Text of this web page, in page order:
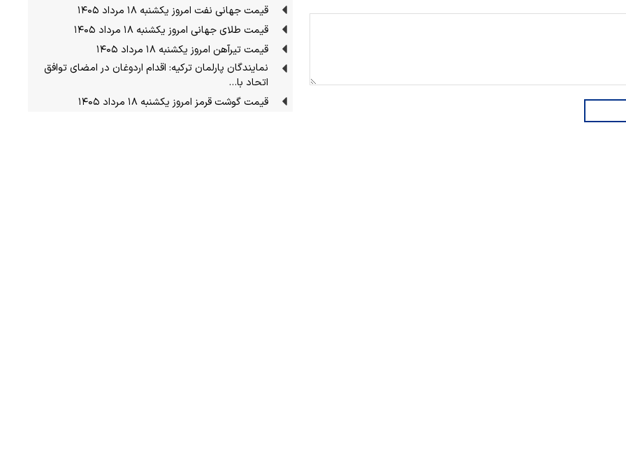
قیمت جهانی نفت امروز یکشنبه ۱۸ مرداد ۱۴۰۵
قیمت طلای جهانی امروز یکشنبه ۱۸ مرداد ۱۴۰۵
قیمت تیرآهن امروز یکشنبه ۱۸ مرداد ۱۴۰۵
نمایندگان پارلمان ترکیه: اقدام اردوغان در امضای توافق
اتحاد با…
قیمت گوشت قرمز امروز یکشنبه ۱۸ مرداد ۱۴۰۵